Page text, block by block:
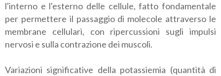
l'interno e l'esterno delle cellule, fatto fondamentale
per permettere il passaggio di molecole attraverso le
membrane cellulari, con ripercussioni sugli impulsi
nervosi e sulla contrazione dei muscoli.
Variazioni significative della potassiemia (quantità di